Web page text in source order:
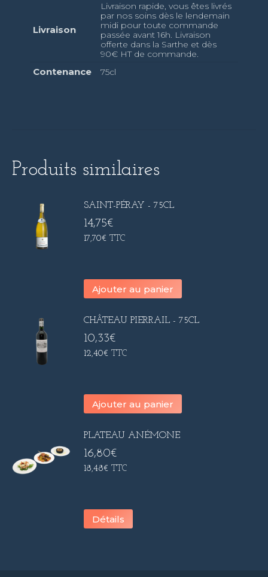
Livraison
Livraison rapide, vous êtes livrés
par nos soins dès le lendemain
midi pour toute commande
passée avant 16h. Livraison
offerte dans la Sarthe et dès
90€ HT de commande.
Contenance 75cl
Produits similaires
SAINT-PÉRAY - 75CL
14,75€
17,70€ TTC
Ajouter au panier
CHÂTEAU PIERRAIL - 75CL
10,33€
12,40€ TTC
Ajouter au panier
PLATEAU ANÉMONE
16,80€
18,48€ TTC
Détails